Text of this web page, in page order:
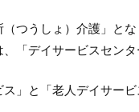
つうしょ）介護」と
「デイサービスセンタ
」と「老人デイサービ